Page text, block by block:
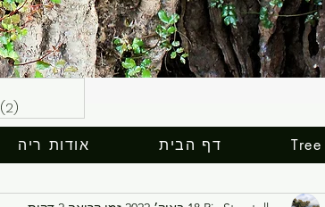
Tree stories in English
(2)
אודות ריה דף הבית